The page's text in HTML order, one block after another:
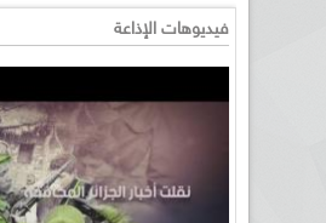
فيديوهات الإذاعة